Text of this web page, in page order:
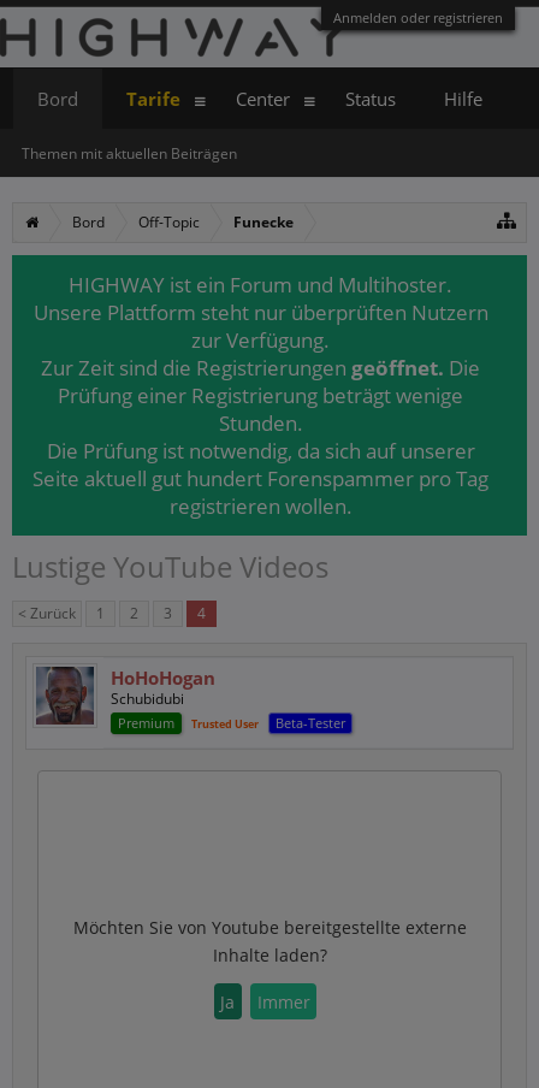
Anmelden oder registrieren
Bord Off-Topic Funecke
HIGHWAY ist ein Forum und Multihoster.
Unsere Plattform steht nur überprüften Nutzern
zur Verfügung.
Zur Zeit sind die Registrierungen geöffnet. Die
Prüfung einer Registrierung beträgt wenige
Stunden.
Die Prüfung ist notwendig, da sich auf unserer
Seite aktuell gut hundert Forenspammer pro Tag
registrieren wollen.
Lustige YouTube Videos
< Zurück 1 2 3 4
HoHoHogan
Schubidubi
Premium Trusted User Beta-Tester
Möchten Sie von Youtube bereitgestellte externe
Inhalte laden?
Ja Immer
Bord
Themen mit aktuellen Beiträgen
Tarife Center Status Hilfe